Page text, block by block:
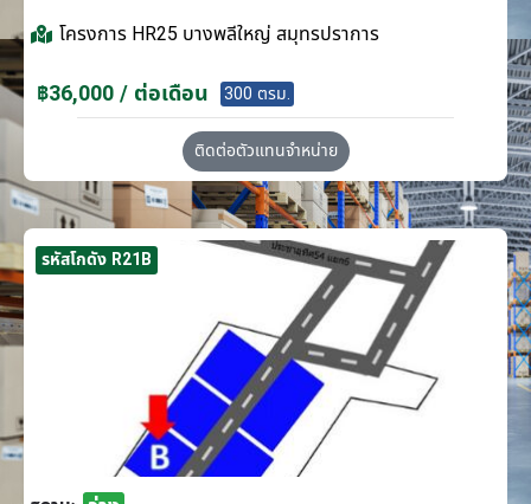
โครงการ HR25 บางพลีใหญ่ สมุทรปราการ
฿36,000 / ต่อเดือน 300 ตรม.
ติดต่อตัวแทนจำหน่าย
รหัสโกดัง R21B